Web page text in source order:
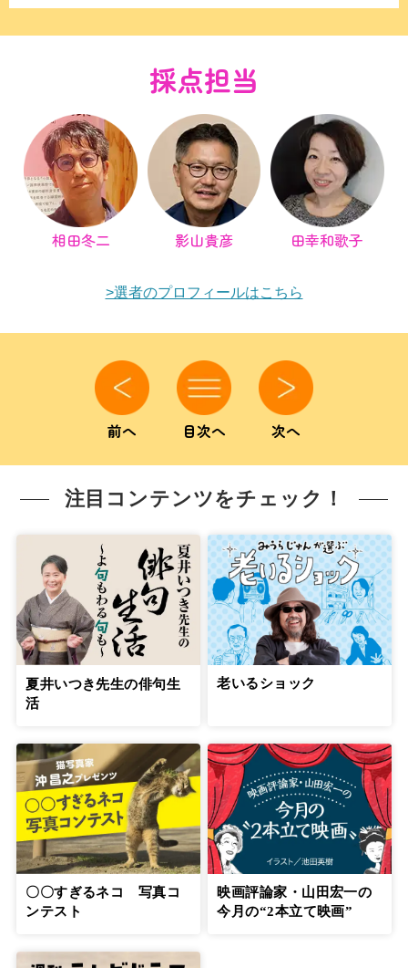
採点担当
相田冬二 影山貴彦 田幸和歌子
>選者のプロフィールはこちら
前へ 目次へ 次へ
注目コンテンツをチェック！
夏井いつき先生の俳句生
活
老いるショック
〇〇すぎるネコ 写真コ
ンテスト
映画評論家・山田宏一の
今月の“2本立て映画”